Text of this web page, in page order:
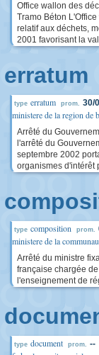
Office wallon des
Tramo Béton
relatif aux déchets,
2001 favorisant la
erratum
type erratum prom. 30/
ministere de la region de
Arrêté du
l'arrêté du
septembre 2002
organismes d'intérêt
type composition prom.
ministere de la
Arrêté du ministre
française chargée
l'enseignement de
type document prom. --